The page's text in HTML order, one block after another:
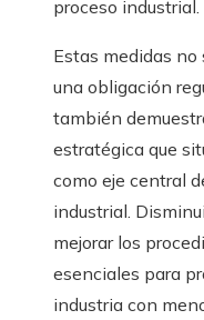
proceso industrial.
Estas medidas
una obligación
también
estratégica que
como eje central
industrial.
mejorar los
esenciales para
industria con